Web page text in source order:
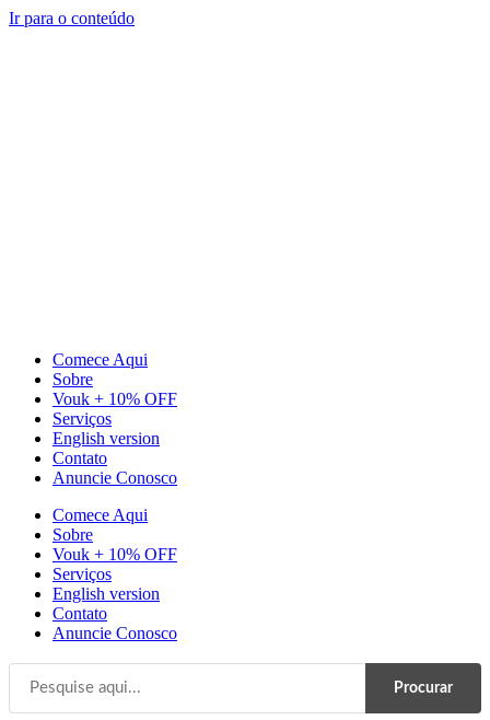
Ir para o conteúdo
Comece Aqui
Sobre
Vouk + 10% OFF
Serviços
English version
Contato
Anuncie Conosco
Comece Aqui
Sobre
Vouk + 10% OFF
Serviços
English version
Contato
Anuncie Conosco
Procurar